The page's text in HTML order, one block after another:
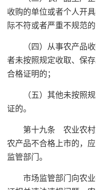
收购的单位或者个人开
际不符或者严重不规范的
（四）从事农产品
者未按照规定收取、保
合格证明的；
（五）其他未按照
证的。
第十九条 农业农村
农产品不合格上市的，
监管部门。
市场监管部门向农